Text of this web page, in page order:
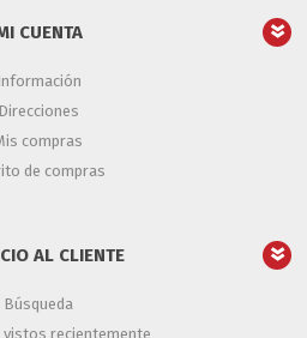
CUENTA
Direcciones
compras
de compras
AL CLIENTE
Búsqueda
recientemente